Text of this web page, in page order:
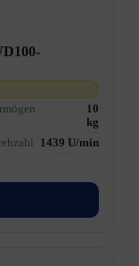
10
kg
1439 U/min